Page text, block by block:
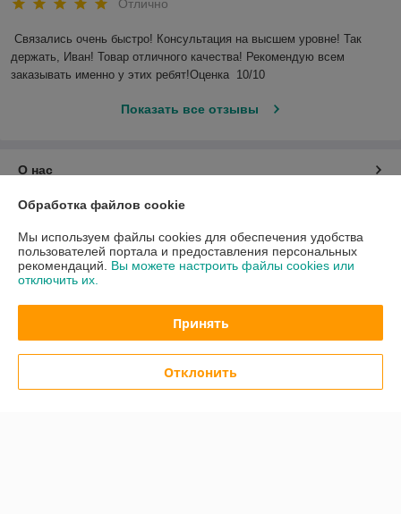
Отлично
Связались очень быстро! Консультация на высшем уровне! Так
держать, Иван! Товар отличного качества! Рекомендую всем
заказывать именно у этих ребят!Оценка  10/10
Показать все отзывы
О нас
Контакты
Доставка и оплата
Полная версия сайта
Политика обработки cookies
Обработка файлов cookie
Мы используем файлы cookies для обеспечения удобства
пользователей портала и предоставления персональных
рекомендаций. Вы можете настроить файлы cookies или
отключить их.
Принять
Отклонить